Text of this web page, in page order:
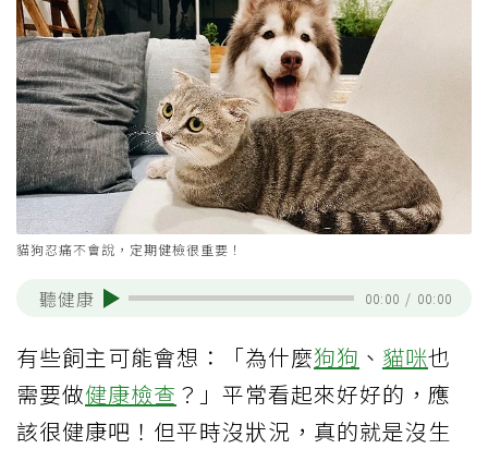
貓狗忍痛不會說，定期健檢很重要！
聽健康 00:00 / 00:00
有些飼主可能會想：「為什麼狗狗 、 貓咪也
需要做健康檢查 ？」平常看起來好好的，應
該很健康吧！但平時沒狀況，真的就是沒生